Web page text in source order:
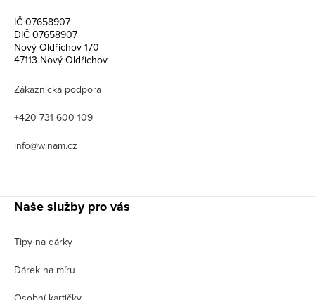
IČ 07658907
DIČ 07658907
Nový Oldřichov 170
47113 Nový Oldřichov
Zákaznická podpora
+420 731 600 109
info@winam.cz
Naše služby pro vás
Tipy na dárky
Dárek na míru